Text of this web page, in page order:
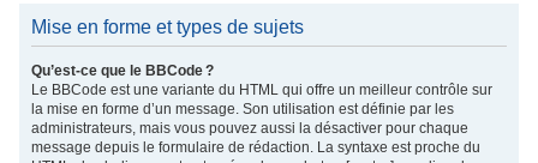
Mise en forme et types de sujets
Qu’est-ce que le BBCode ?
Le BBCode est une variante du HTML qui offre un meilleur contrôle sur
la mise en forme d’un message. Son utilisation est définie par les
administrateurs, mais vous pouvez aussi la désactiver pour chaque
message depuis le formulaire de rédaction. La syntaxe est proche du